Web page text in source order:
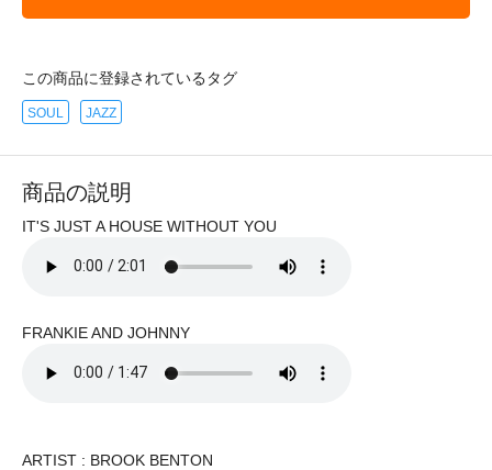
この商品に登録されているタグ
SOUL JAZZ
商品の説明
IT'S JUST A HOUSE WITHOUT YOU
FRANKIE AND JOHNNY
ARTIST : BROOK BENTON